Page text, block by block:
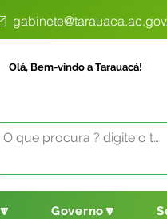
Olá, Bem-vindo a Tarauacá!
Governo🔽